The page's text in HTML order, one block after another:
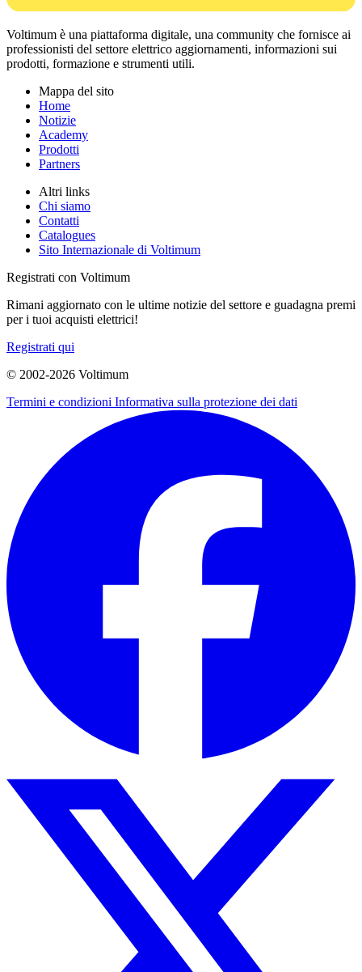
Voltimum è una piattaforma digitale, una community che fornisce ai
professionisti del settore elettrico aggiornamenti, informazioni sui
prodotti, formazione e strumenti utili.
Mappa del sito
Home
Notizie
Academy
Prodotti
Partners
Altri links
Chi siamo
Contatti
Catalogues
Sito Internazionale di Voltimum
Registrati con Voltimum
Rimani aggiornato con le ultime notizie del settore e guadagna premi
per i tuoi acquisti elettrici!
Registrati qui
© 2002-2026 Voltimum
Termini e condizioni Informativa sulla protezione dei dati